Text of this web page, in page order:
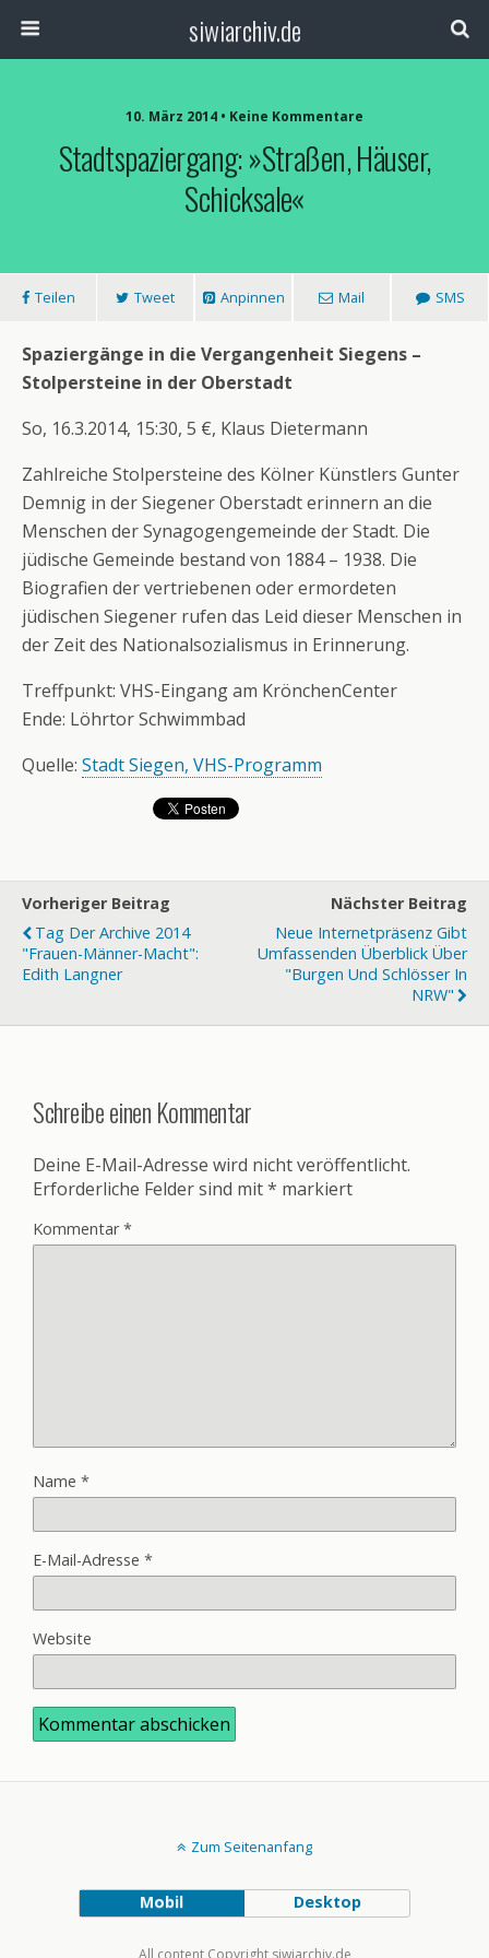
siwiarchiv.de
10. März 2014 • Keine Kommentare
Stadtspaziergang: »Straßen, Häuser,
Schicksale«
Teilen Tweet Anpinnen Mail SMS
Spaziergänge in die Vergangenheit Siegens –
Stolpersteine in der Oberstadt
So, 16.3.2014, 15:30, 5 €, Klaus Dietermann
Zahlreiche Stolpersteine des Kölner Künstlers Gunter
Demnig in der Siegener Oberstadt erinnern an die
Menschen der Synagogengemeinde der Stadt. Die
jüdische Gemeinde bestand von 1884 – 1938. Die
Biografien der vertriebenen oder ermordeten
jüdischen Siegener rufen das Leid dieser Menschen in
der Zeit des Nationalsozialismus in Erinnerung.
Treffpunkt: VHS-Eingang am KrönchenCenter
Ende: Löhrtor Schwimmbad
Quelle: Stadt Siegen, VHS-Programm
Vorheriger Beitrag
Tag Der Archive 2014
"Frauen-Männer-Macht":
Edith Langner
Nächster Beitrag
Neue Internetpräsenz Gibt
Umfassenden Überblick Über
"Burgen Und Schlösser In
NRW"
Schreibe einen Kommentar
Deine E-Mail-Adresse wird nicht veröffentlicht.
Erforderliche Felder sind mit* markiert
Kommentar*
Name *
E-Mail-Adresse *
Website
Zum Seitenanfang
Mobil Desktop
All content Copyright siwiarchiv.de